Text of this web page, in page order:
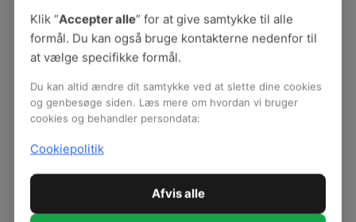
Dialogkort om ledertrivsel
Målgruppe:Ledere
Sidetal:32
Udgivelsesår:2024
Klik “Accepter alle” for at give samtykke til alle
formål. Du kan også bruge kontakterne nedenfor til
at vælge specifikke formål.
Du kan altid ændre dit samtykke ved at slette dine cookies
og genbesøge siden. Læs mere om hvordan vi bruger
cookies og behandler persondata:
Cookiepolitik
Afvis alle